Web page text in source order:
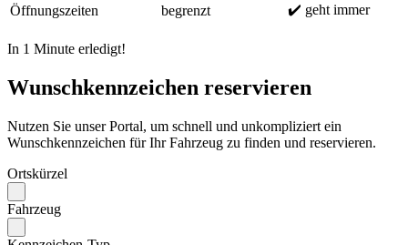
Öffnungszeiten begrenzt ✔️ geht immer
In 1 Minute erledigt!
Wunschkennzeichen reservieren
Nutzen Sie unser Portal, um schnell und unkompliziert ein
Wunschkennzeichen für Ihr Fahrzeug zu finden und reservieren.
Ortskürzel
Fahrzeug